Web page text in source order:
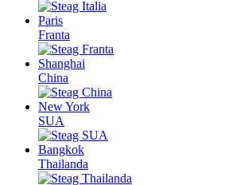
Paris
Franta
Shanghai
China
New York
SUA
Bangkok
Thailanda